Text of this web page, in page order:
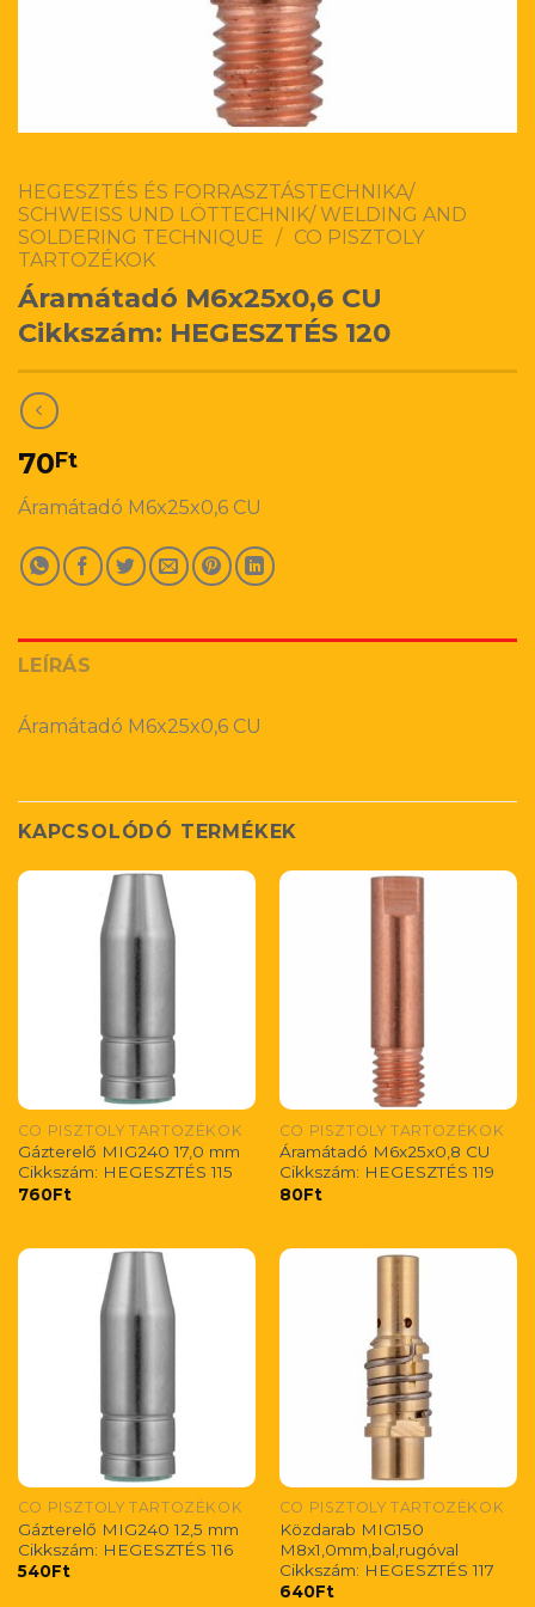
HEGESZTÉS ÉS FORRASZTÁSTECHNIKA/
SCHWEISS UND LÖTTECHNIK/ WELDING AND
SOLDERING TECHNIQUE / CO PISZTOLY
TARTOZÉKOK
Áramátadó M6x25x0,6 CU
Cikkszám: HEGESZTÉS 120
70Ft
Áramátadó M6x25x0,6 CU
LEÍRÁS
Áramátadó M6x25x0,6 CU
KAPCSOLÓDÓ TERMÉKEK
CO PISZTOLY TARTOZÉKOK
Gázterelő MIG240 17,0 mm
Cikkszám: HEGESZTÉS 115
760Ft
CO PISZTOLY TARTOZÉKOK
Áramátadó M6x25x0,8 CU
Cikkszám: HEGESZTÉS 119
80Ft
CO PISZTOLY TARTOZÉKOK
Gázterelő MIG240 12,5 mm
Cikkszám: HEGESZTÉS 116
540Ft
CO PISZTOLY TARTOZÉKOK
Közdarab MIG150
M8x1,0mm,bal,rugóval
Cikkszám: HEGESZTÉS 117
640Ft